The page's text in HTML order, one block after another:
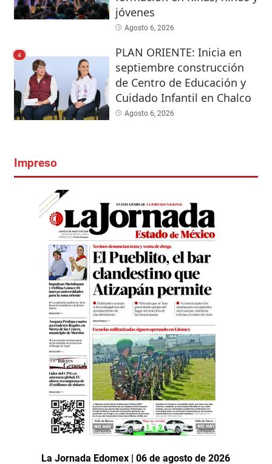
jóvenes
Agosto 6, 2026
4
PLAN ORIENTE: Inicia en
septiembre construcción
de Centro de Educación y
Cuidado Infantil en Chalco
Agosto 6, 2026
Impreso
La Jornada Edomex | 06 de agosto de 2026